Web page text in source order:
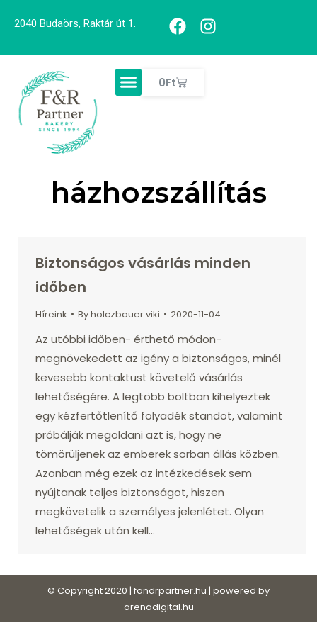
2040 Budaörs, Raktár út 1.
0Ft
házhozszállítás
Biztonságos vásárlás minden
időben
Híreink Byholczbauer viki 2020-11-04
Az utóbbi időben- érthető módon-
megnövekedett az igény a biztonságos, minél
kevesebb kontaktust követelő vásárlás
lehetőségére. A legtöbb boltban kihelyeztek
egy kézfertőtlenítő folyadék standot, valamint
próbálják megoldani azt is, hogy ne
tömörüljenek az emberek sorban állás közben.
Azonban még ezek az intézkedések sem
nyújtanak teljes biztonságot, hiszen
megkövetelik a személyes jelenlétet. Olyan
lehetőségek után kell…
© Copyright 2020 | fandrpartner.hu | powered by
arenadigital.hu